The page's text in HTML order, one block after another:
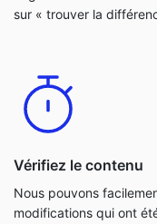
sur « trouver la
Vérifiez le contenu
Nous pouvons
modifications qui ont